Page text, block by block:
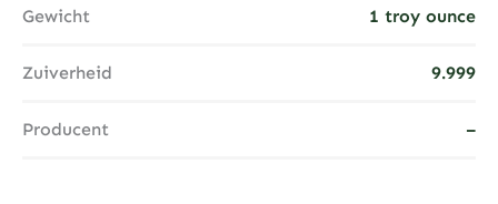
Gewicht 1 troy ounce
Zuiverheid 9.999
Producent –